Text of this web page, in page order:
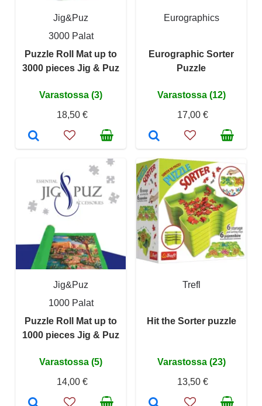
Jig&Puz
3000 Palat
Puzzle Roll Mat up to
3000 pieces Jig & Puz
Varastossa (3)
18,50 €
Eurographics
Eurographic Sorter
Puzzle
Varastossa (12)
17,00 €
Jig&Puz
1000 Palat
Puzzle Roll Mat up to
1000 pieces Jig & Puz
Varastossa (5)
14,00 €
Trefl
Hit the Sorter puzzle
Varastossa (23)
13,50 €